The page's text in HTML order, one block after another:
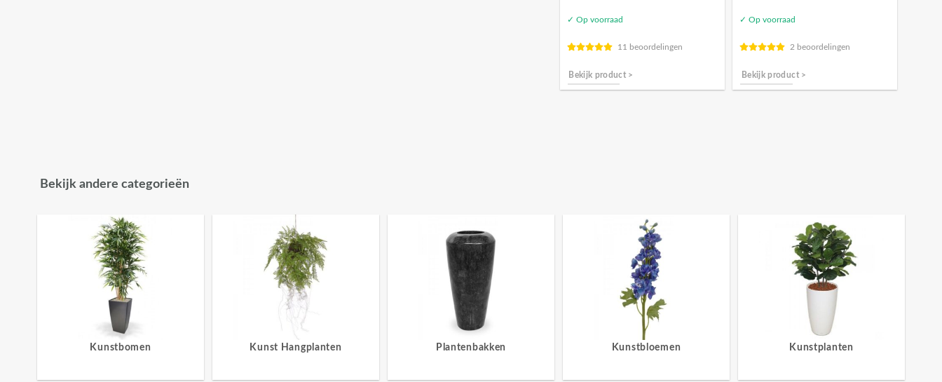
✓ Op voorraad
11 beoordelingen
Bekijk product >
✓ Op voorraad
2 beoordelingen
Bekijk product >
Bekijk andere categorieën
Kunstbomen Kunst Hangplanten Plantenbakken Kunstbloemen Kunstplanten